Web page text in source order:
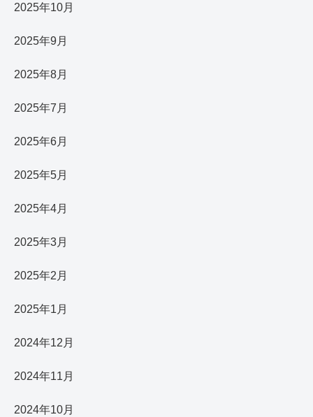
2025年10月
2025年9月
2025年8月
2025年7月
2025年6月
2025年5月
2025年4月
2025年3月
2025年2月
2025年1月
2024年12月
2024年11月
2024年10月